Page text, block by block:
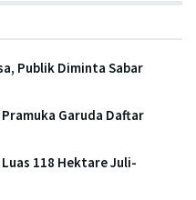
Publik Diminta Sabar
Garuda Daftar
118 Hektare Juli-